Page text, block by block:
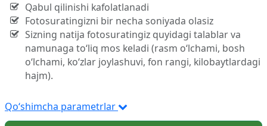
Qabul qilinishi kafolatlanadi
Fotosuratingizni bir necha soniyada olasiz
Sizning natija fotosuratingiz quyidagi talablar va
namunaga to‘liq mos keladi (rasm o‘lchami, bosh
o‘lchami, ko‘zlar joylashuvi, fon rangi, kilobaytlardagi
hajm).
Qo‘shimcha parametrlar